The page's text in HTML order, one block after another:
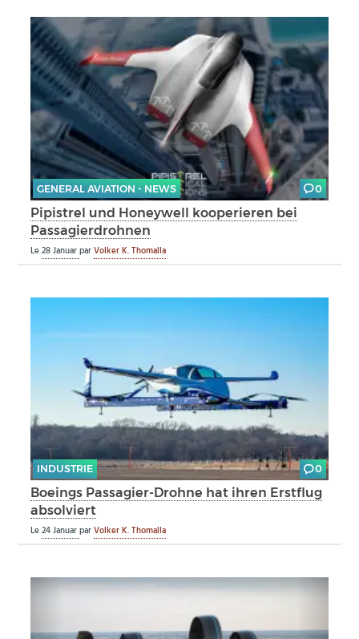
GENERAL AVIATION - NEWS 0
Pipistrel und Honeywell kooperieren bei
Passagierdrohnen
Le28 JanuarparVolker K. Thomalla
INDUSTRIE 0
Boeings Passagier-Drohne hat ihren Erstflug
absolviert
Le24 JanuarparVolker K. Thomalla